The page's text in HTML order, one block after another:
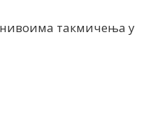
нивоима такмичења у